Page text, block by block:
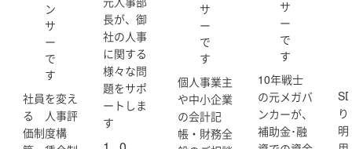
料金体系にご不明点がございましたら、ご遠慮なくご質
問ください。
ご連絡いただければ、すぐに対応できる態勢を整えてお
りますので、どうぞよろしくお願いします。
ン
サ
ー
で
す
社員を変え
る 人事評
価制度構
長が、御
社の人事
に関する
様々な問
題をサポ
ートしま
す
サ
ー
で
す
個人事業主
や中小企業
の会計記
帳・財務全
サ
ー
で
す
10年戦士
の元メガバ
ンカーが、
補助金･融